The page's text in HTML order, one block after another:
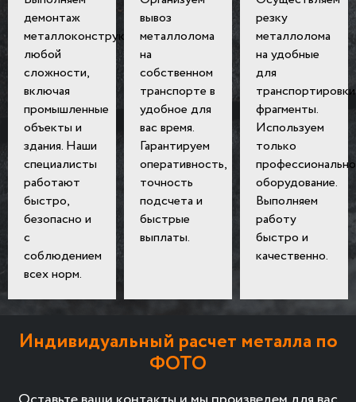
демонтаж
металлоконструкций
любой
сложности,
включая
промышленные
объекты и
здания. Наши
специалисты
работают
быстро,
безопасно и
с
соблюдением
всех норм.
вывоз
металлолома
на
собственном
транспорте в
удобное для
вас время.
Гарантируем
оперативность,
точность
подсчета и
быстрые
выплаты.
резку
металлолома
на удобные
для
транспортировки
фрагменты.
Используем
только
оборудование.
Выполняем
работу
быстро и
качественно.
Индивидуальный расчет металла по
ФОТО